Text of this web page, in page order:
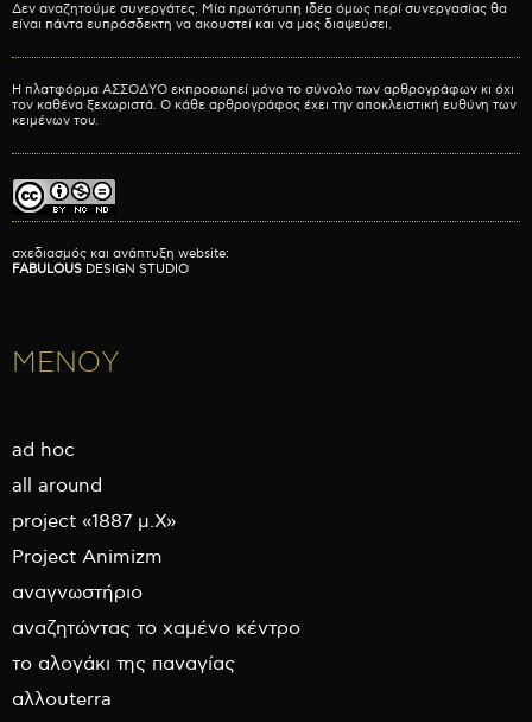
Δεν αναζητούμε συνεργάτες. Μία πρωτότυπη ιδέα όμως περί συνεργασίας θα
είναι πάντα ευπρόσδεκτη να ακουστεί και να μας διαψεύσει.
Η πλατφόρμα ΑΣΣΟΔΥΟ εκπροσωπεί μόνο το σύνολο των αρθρογράφων κι όχι
τον καθένα ξεχωριστά. Ο κάθε αρθρογράφος έχει την αποκλειστική ευθύνη των
κειμένων του.
σχεδιασμός και ανάπτυξη website:
FABULOUS DESIGN STUDIO
ΜΕΝΟΥ
ad hoc
all around
project «1887 μ.Χ»
Project Animizm
αναγνωστήριο
αναζητώντας το χαμένο κέντρο
το αλογάκι της παναγίας
αλλουterra